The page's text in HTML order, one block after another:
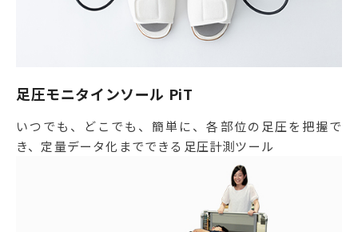
足圧モニタインソール PiT
いつでも、どこでも、簡単に、各部位の足圧を把握で
き、定量データ化までできる足圧計測ツール